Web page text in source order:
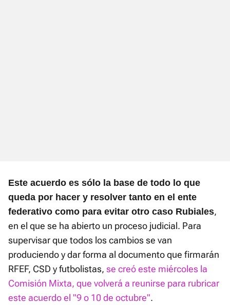
Este acuerdo es sólo la base de todo lo que
queda por hacer y resolver tanto en el ente
federativo como para evitar otro caso Rubiales,
en el que se ha abierto un proceso judicial. Para
supervisar que todos los cambios se van
produciendo y dar forma al documento que firmarán
RFEF, CSD y futbolistas, se creó este miércoles la
Comisión Mixta, que volverá a reunirse para rubricar
este acuerdo el "9 o 10 de octubre".